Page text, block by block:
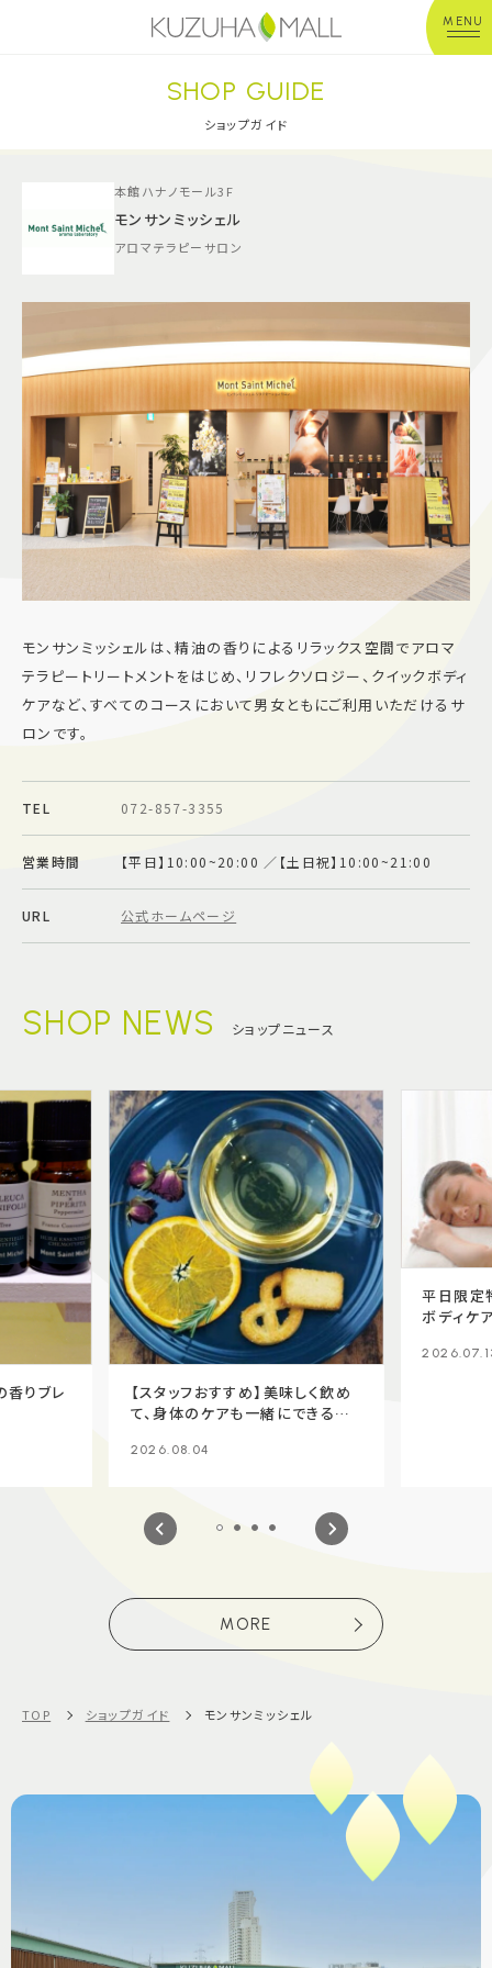
MENU
年中無休平 日：10:00~20:00
※店舗により異なる
ショップガイド
グルメ＆フード
イベント
キッズ＆ベビー
施設案内
アクセス＆駐車場
よくあるご質問
スタッフ募集
サイトマップ
プライバシーポリシー
SHOP GUIDE
ショップガイド
本館ハナノモール3F
モンサンミッシェル
アロマテラピーサロン
モンサンミッシェルは、精油の香りによるリラックス空間でアロマ
テラピートリートメントをはじめ、リフレクソロジー、クイックボディ
ケアなど、すべてのコースにおいて男女ともにご利用いただけるサ
ロンです。
TEL 072-857-3355
営業時間 【平日】10:00~20:00 ／【土日祝】10:00~21:00
URL 公式ホームページ
SHOP NEWS ショップニュース
りブレ
【スタッフおすすめ】美味しく飲め
て、身体のケアも一緒にできるハ
2026.08.04
平日限定
ボディケ
MORE
TOP ショップガイド モンサンミッシェル